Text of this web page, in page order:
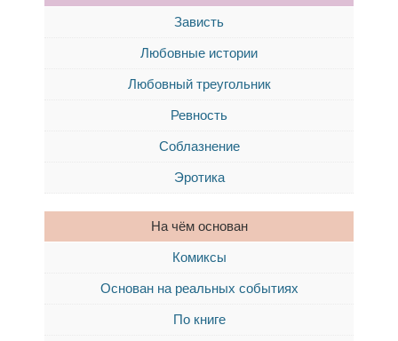
Зависть
Любовные истории
Любовный треугольник
Ревность
Соблазнение
Эротика
На чём основан
Комиксы
Основан на реальных событиях
По книге